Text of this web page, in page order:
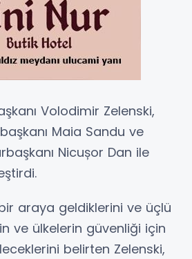
Volodimir Zelenski,
Maia Sandu ve
Nicușor Dan ile
araya geldiklerini ve üçlü
ve ülkelerin güvenliği için
belirten Zelenski,